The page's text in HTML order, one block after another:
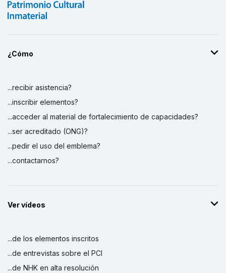
¿Cómo
...recibir asistencia?
...inscribir elementos?
...acceder al material de fortalecimiento de capacidades?
...ser acreditado (ONG)?
...pedir el uso del emblema?
...contactarnos?
Ver vídeos
...de los elementos inscritos
...de entrevistas sobre el PCI
...de NHK en alta resolución